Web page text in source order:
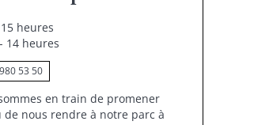
15 heures
14 heures
53 50
en train de promener
de nous rendre à notre parc à